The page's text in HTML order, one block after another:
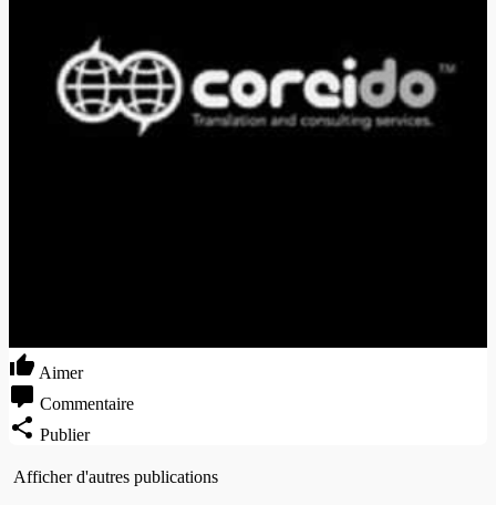
Aimer
Commentaire
Publier
Afficher d'autres publications